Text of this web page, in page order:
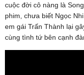
cuộc đời cô nàng là
phim, chưa biết Ngọc
em gái Trấn Thành lại
cùng tình tứ bên cạnh